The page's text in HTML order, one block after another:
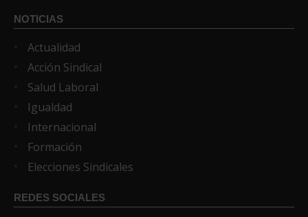
NOTICIAS
Actualidad
Acción Sindical
Salud Laboral
Igualdad
Internacional
Formación
Elecciones Sindicales
REDES SOCIALES